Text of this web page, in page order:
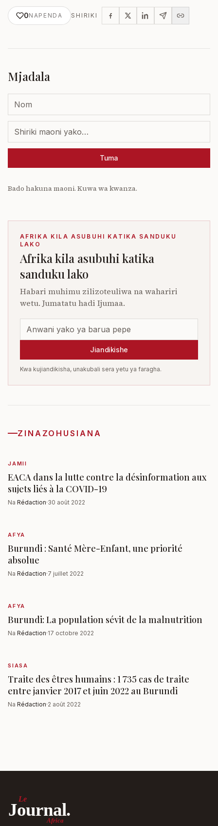
0NAPENDA SHIRIKI
Mjadala
Tuma
Bado hakuna maoni. Kuwa wa kwanza.
AFRIKA KILA ASUBUHI KATIKA SANDUKU
LAKO
Afrika kila asubuhi katika
sanduku lako
Habari muhimu zilizoteuliwa na wahariri
wetu. Jumatatu hadi Ijumaa.
Jiandikishe
Kwa kujiandikisha, unakubali sera yetu ya faragha.
ZINAZOHUSIANA
JAMII
EACA dans la lutte contre la désinformation aux
sujets liés à la COVID-19
Na Rédaction·30 août 2022
AFYA
Burundi : Santé Mère-Enfant, une priorité
absolue
Na Rédaction·7 juillet 2022
AFYA
Burundi: La population sévit de la malnutrition
Na Rédaction·17 octobre 2022
SIASA
Traite des êtres humains : 1 735 cas de traite
entre janvier 2017 et juin 2022 au Burundi
Na Rédaction·2 août 2022
Le
Journal.
Africa